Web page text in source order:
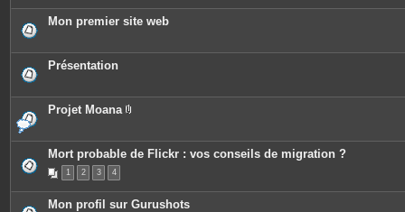
Mon premier site web
Présentation
Projet Moana
è
c
o
i
Mort probable de Flickr : vos conseils de migration ?
1 2 3 4
Mon profil sur Gurushots